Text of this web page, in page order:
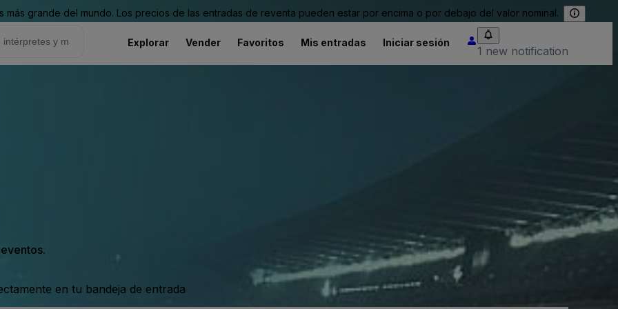
grande del mundo. Los precios de las entradas de reventa pueden estar por encima o por debajo del valor nominal.
Explorar Vender Favoritos Mis entradas Iniciar sesión
1 new notification
en tu bandeja de entrada